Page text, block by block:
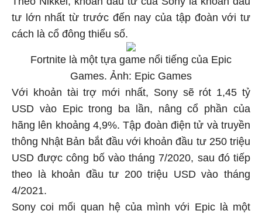
tư lớn nhất từ ​​trước đến nay của tập đoàn với tư
cách là cổ đông thiểu số.
Fortnite là một tựa game nổi tiếng của Epic
Games. Ảnh: Epic Games
Với khoản tài trợ mới nhất, Sony sẽ rót 1,45 tỷ
USD vào Epic trong ba lần, nâng cổ phần của
hãng lên khoảng 4,9%. Tập đoàn điện tử và truyền
thông Nhật Bản bắt đầu với khoản đầu tư 250 triệu
USD được công bố vào tháng 7/2020, sau đó tiếp
theo là khoản đầu tư 200 triệu USD vào tháng
4/2021.
Sony coi mối quan hệ của mình với Epic là một